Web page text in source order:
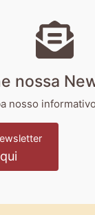
nossa
nosso